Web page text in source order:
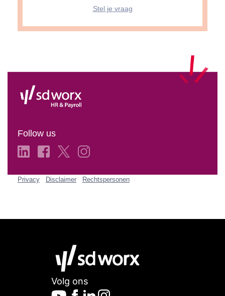
Stel je vraag
Follow us
Privacy Disclaimer Rechtspersonen
Volg ons